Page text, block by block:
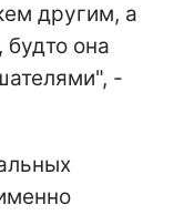
другим, а
будто она
-